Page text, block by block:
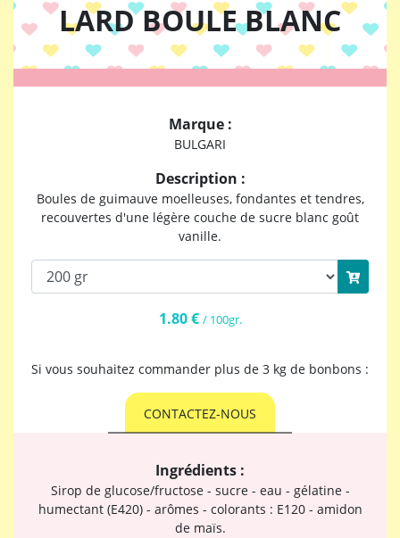
LARD BOULE BLANC
Marque :
BULGARI
Description :
Boules de guimauve moelleuses, fondantes et tendres,
recouvertes d'une légère couche de sucre blanc goût
vanille.
1.80 € / 100gr.
Si vous souhaitez commander plus de 3 kg de bonbons :
CONTACTEZ-NOUS
Ingrédients :
Sirop de glucose/fructose - sucre - eau - gélatine -
humectant (E420) - arômes - colorants : E120 - amidon
de maïs.